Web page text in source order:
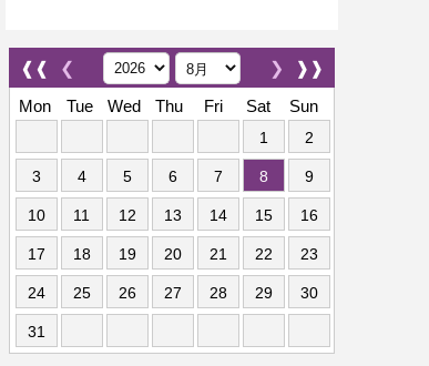
❰❰ ❮ ❱❱
❯
Mon
Tue Wed Thu Fri Sat Sun
1 2
3 4 5 6 7 8 9
10 11 12 13 14 15 16
17 18 19 20 21 22 23
24 25 26 27 28 29 30
31